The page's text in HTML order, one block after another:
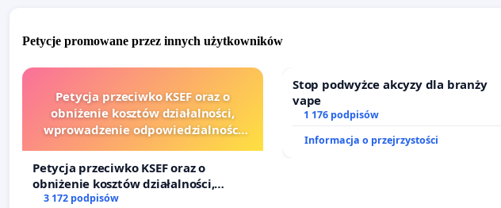
Petycje promowane przez innych użytkowników
Petycja przeciwko KSEF oraz o
obniżenie kosztów działalności,
wprowadzenie odpowiedzialności
sędziów
Petycja przeciwko KSEF oraz o
obniżenie kosztów działalności,
wprowadzenie odpowiedzialności
3 172 podpisów
Stop podwyżce akcyzy dla branży
vape
1 176 podpisów
Informacja o przejrzystości